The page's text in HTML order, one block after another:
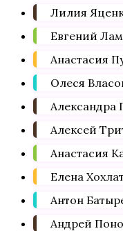
Лилия
Евгений
Анастасия
Олеся
Александра
Алексей
Анастасия
Елена
Антон
Андрей